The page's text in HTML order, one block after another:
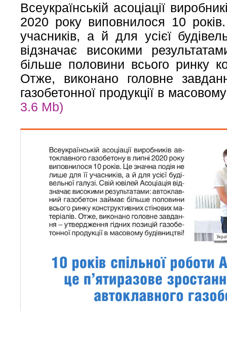
Всеукраїнській асоціації
2020 року виповнилося 10
учасників, а й для усієї
відзначає високими
більше половини всього ринку
Отже, виконано головне
газобетонної продукції в
3.6 Mb)